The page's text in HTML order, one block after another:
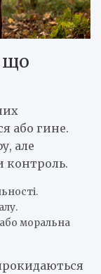
що
або гине.
але
контроль.
моральна